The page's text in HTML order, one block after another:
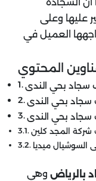
عليها وعلى
العميل في
المحتوي
سجاد بحي الندى
سجاد بحي الندى
سجاد بحي الندى
شركة المجد كلين
السوشيال ميديا
بالرياض وهي